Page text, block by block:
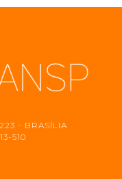
- BRASÍLIA
510